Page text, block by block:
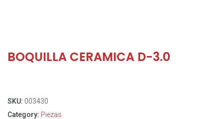
BOQUILLA CERAMICA D-3.0
SKU: 003430
Category: Piezas